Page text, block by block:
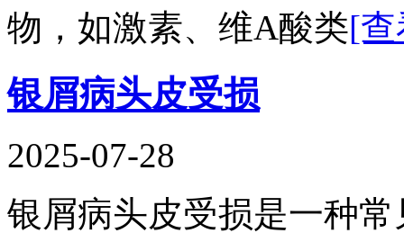
物，如激素、维A酸类[
银屑病头皮受损
2025-07-28
银屑病头皮受损是一种